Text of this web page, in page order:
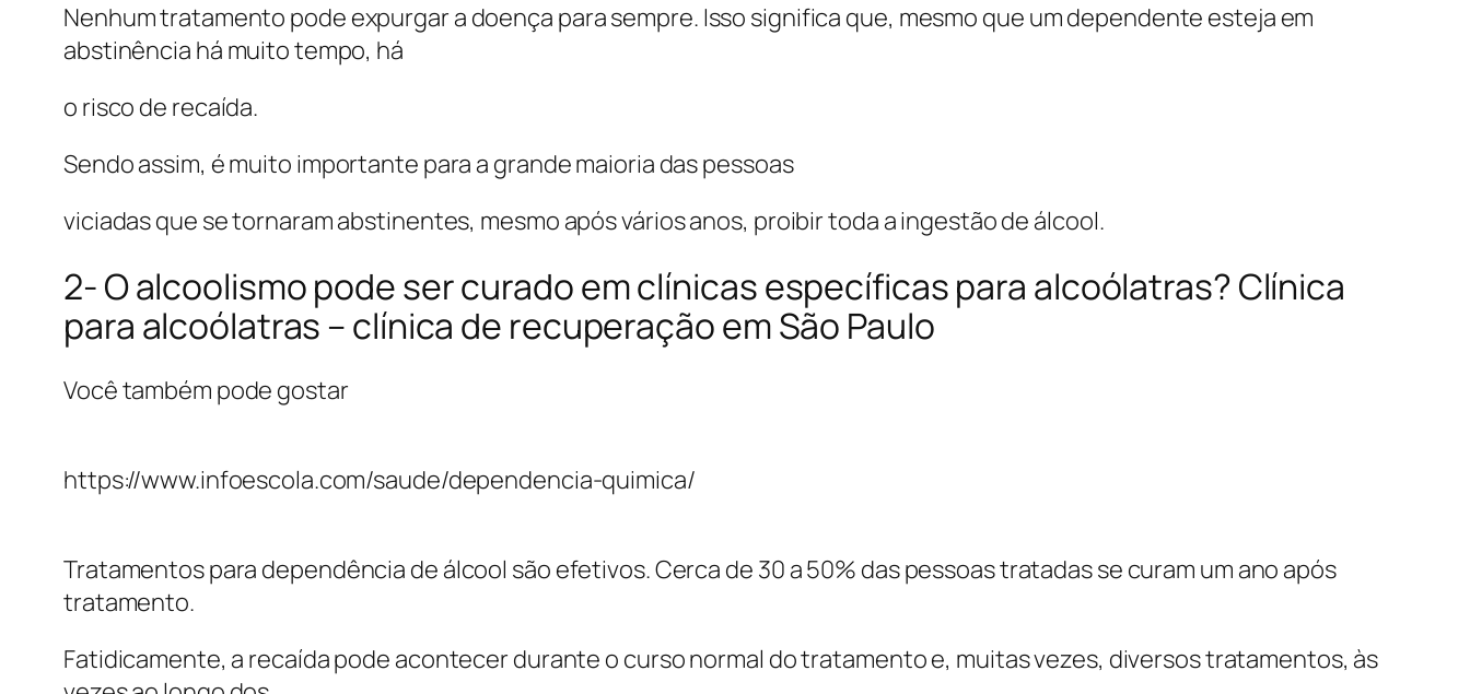
Nenhum tratamento pode expurgar a doença para sempre. Isso significa que, mesmo que um dependente esteja em
abstinência há muito tempo, há
o risco de recaída.
Sendo assim, é muito importante para a grande maioria das pessoas
viciadas que se tornaram abstinentes, mesmo após vários anos, proibir toda a ingestão de álcool.
2- O alcoolismo pode ser curado em clínicas específicas para alcoólatras? Clínica
para alcoólatras – clínica de recuperação em São Paulo
Você também pode gostar
https://www.infoescola.com/saude/dependencia-quimica/
Tratamentos para dependência de álcool são efetivos. Cerca de 30 a 50% das pessoas tratadas se curam um ano após
tratamento.
Fatidicamente, a recaída pode acontecer durante o curso normal do tratamento e, muitas vezes, diversos tratamentos, às